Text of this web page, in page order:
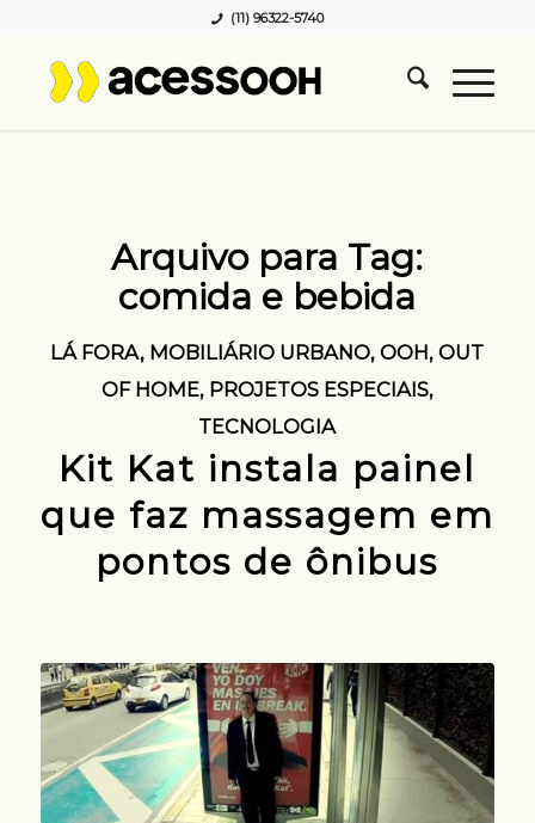
(11) 96322-5740
Arquivo para Tag:
comida e bebida
LÁ FORA, MOBILIÁRIO URBANO,OOH,OUT
OF HOME, PROJETOS ESPECIAIS,
TECNOLOGIA
Kit Kat instala painel
que faz massagem em
pontos de ônibus